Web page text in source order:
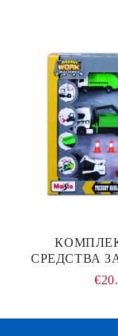
СРЕДСТВА
WORK